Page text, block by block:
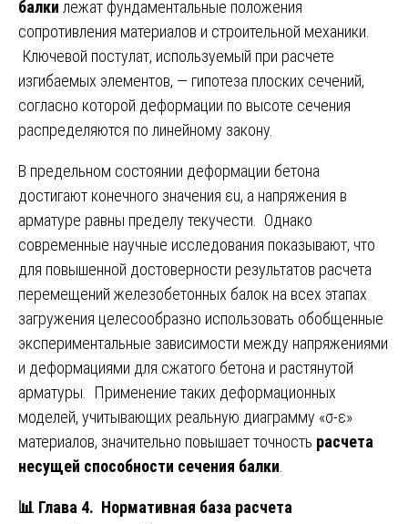
балки лежат фундаментальные положения
сопротивления материалов и строительной механики.
Ключевой постулат, используемый при расчете
изгибаемых элементов, — гипотеза плоских сечений,
согласно которой деформации по высоте сечения
распределяются по линейному закону.
В предельном состоянии деформации бетона
достигают конечного значения εu, а напряжения в
арматуре равны пределу текучести. Однако
современные научные исследования показывают, что
для повышенной достоверности результатов расчета
перемещений железобетонных балок на всех этапах
загружения целесообразно использовать обобщенные
экспериментальные зависимости между напряжениями
и деформациями для сжатого бетона и растянутой
арматуры. Применение таких деформационных
моделей, учитывающих реальную диаграмму «σ-ε»
материалов, значительно повышает точность расчета
несущей способности сечения балки
📊 Глава 4. Нормативная база расчета